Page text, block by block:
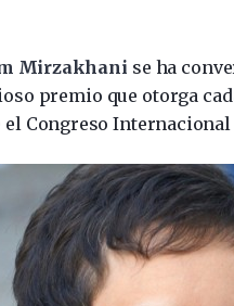
Mirzakhani se ha
premio que otorga
el Congreso